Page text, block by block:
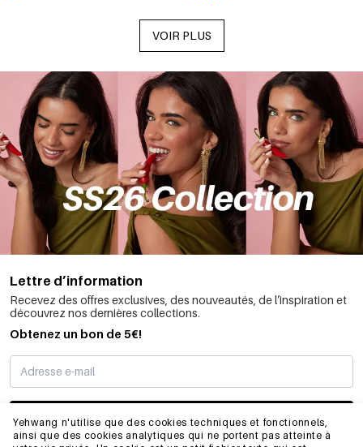
Yehwang n'utilise que des cookies techniques et fonctionnels,
ainsi que des cookies analytiques qui ne portent pas atteinte à
VOIR PLUS
Lettre d’information
Recevez des offres exclusives, des nouveautés, de l’inspiration et
découvrez nos dernières collections.
Obtenez un bon de 5€!
JE M’INSCRIS